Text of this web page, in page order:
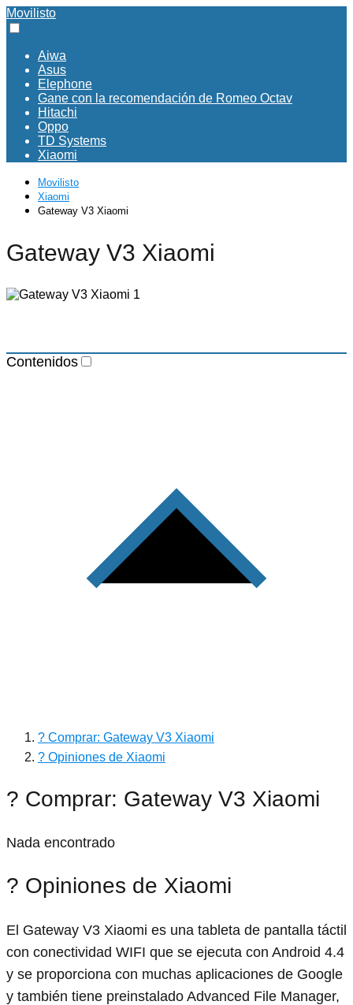
Movilisto
Aiwa
Asus
Elephone
Gane con la recomendación de Romeo Octav
Hitachi
Oppo
TD Systems
Xiaomi
Movilisto
Xiaomi
Gateway V3 Xiaomi
Gateway V3 Xiaomi
Contenidos
? Comprar: Gateway V3 Xiaomi
? Opiniones de Xiaomi
? Comprar: Gateway V3 Xiaomi
Nada encontrado
? Opiniones de Xiaomi
El Gateway V3 Xiaomi es una tableta de pantalla táctil
con conectividad WIFI que se ejecuta con Android 4.4
y se proporciona con muchas aplicaciones de Google
y también tiene preinstalado Advanced File Manager,